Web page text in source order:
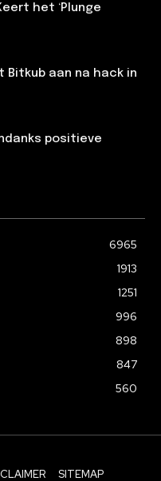
het ‘Plunge
aan na hack in
positieve
6965
1913
1251
996
898
847
560
SITEMAP